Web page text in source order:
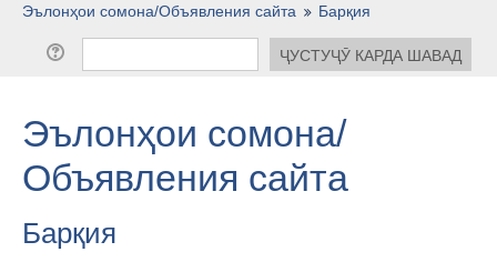
Эълонҳои сомона/Объявления сайта
Барқия
Эълонҳои сомона/
Объявления сайта
Барқия